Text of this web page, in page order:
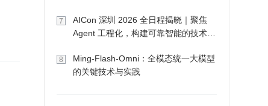
7
AICon 深圳 2026 全日程揭晓｜聚焦
Agent 工程化，构建可靠智能的技术路
8
Ming-Flash-Omni：全模态统一大模型
的关键技术与实践